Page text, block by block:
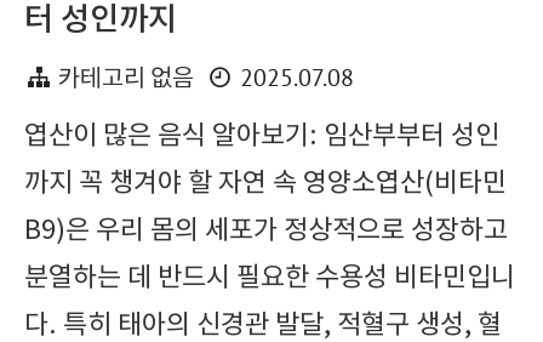
터 성인까지
카테고리 없음
2025.07.08
엽산이 많은 음식 알아보기: 임산부부터 성인
까지 꼭 챙겨야 할 자연 속 영양소엽산(비타민
B9)은 우리 몸의 세포가 정상적으로 성장하고
분열하는 데 반드시 필요한 수용성 비타민입니
다. 특히 태아의 신경관 발달, 적혈구 생성, 혈